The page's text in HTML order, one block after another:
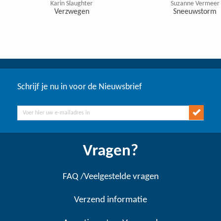
Karin Slaughter
Verzwegen
Suzanne Vermeer
Sneeuwstorm
Schrijf je nu in voor de Nieuwsbrief
Vragen?
FAQ /Veelgestelde vragen
Verzend informatie